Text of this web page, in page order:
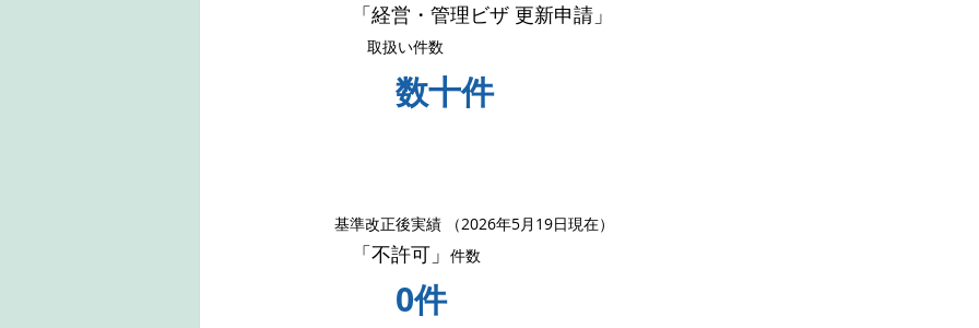
「経営・管理ビザ 更新申請」
		数十件
基準改正後実績 （2026年5月19日現在）
「不許可」 件数
		0件